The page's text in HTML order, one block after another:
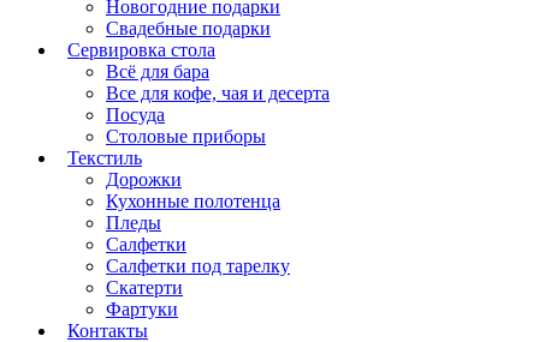
Новогодние подарки
Свадебные подарки
Сервировка стола
Всё для бара
Все для кофе, чая и десерта
Посуда
Столовые приборы
Текстиль
Дорожки
Кухонные полотенца
Пледы
Салфетки
Салфетки под тарелку
Скатерти
Фартуки
Контакты